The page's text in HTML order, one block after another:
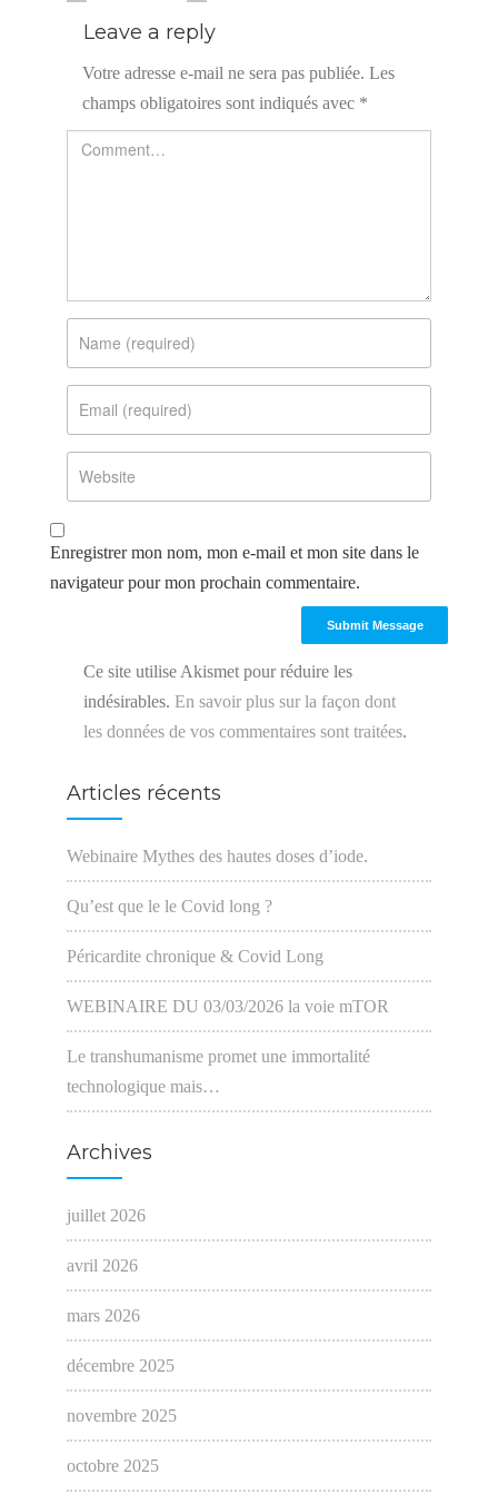
Leave a reply
Votre adresse e-mail ne sera pas publiée. Les
champs obligatoires sont indiqués avec *
Enregistrer mon nom, mon e-mail et mon site dans le
navigateur pour mon prochain commentaire.
Ce site utilise Akismet pour réduire les
indésirables. En savoir plus sur la façon dont
les données de vos commentaires sont traitées.
Articles récents
Webinaire Mythes des hautes doses d’iode.
Qu’est que le le Covid long ?
Péricardite chronique & Covid Long
WEBINAIRE DU 03/03/2026 la voie mTOR
Le transhumanisme promet une immortalité
technologique mais…
Archives
juillet 2026
avril 2026
mars 2026
décembre 2025
novembre 2025
octobre 2025